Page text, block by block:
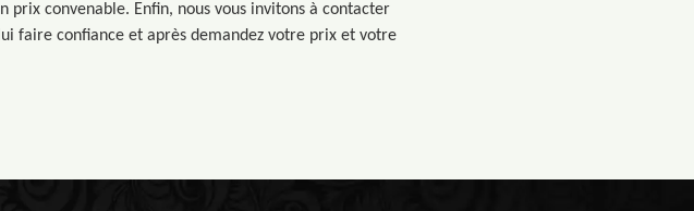
prix convenable. Enfin, nous vous invitons à contacter
faire confiance et après demandez votre prix et votre